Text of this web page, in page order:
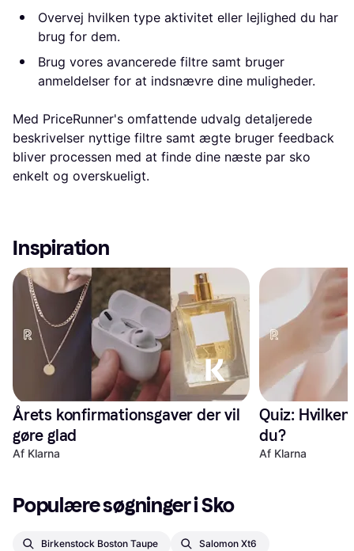
Overvej hvilken type aktivitet eller lejlighed du har
brug for dem.
Brug vores avancerede filtre samt bruger
anmeldelser for at indsnævre dine muligheder.
Med PriceRunner's omfattende udvalg detaljerede
beskrivelser nyttige filtre samt ægte bruger feedback
bliver processen med at finde dine næste par sko
enkelt og overskueligt.
Inspiration
Årets konfirmationsgaver der vil
gøre glad
Af Klarna
Quiz:
du?
Af Klarna
Populære søgninger i Sko
Birkenstock Boston Taupe Salomon Xt6